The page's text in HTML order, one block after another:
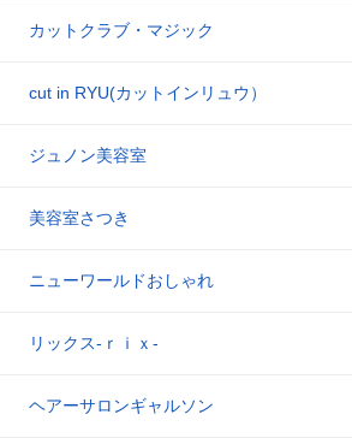
カットクラブ・マジック
cut in RYU(カットインリュウ）
ジュノン美容室
美容室さつき
ニューワールドおしゃれ
リックス‐ｒｉｘ‐
ヘアーサロンギャルソン